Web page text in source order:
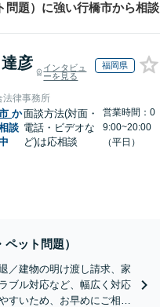
問題）に強い行橋市から相談
彦
インタビュ
ーを見る
福岡県
法律事務所
か
談
面談方法(対面・
電話・ビデオな
ど)は応相談
営業時間：0
9:00~20:00
（平日）
ット問題）
／建物の明け渡し請求、家
ブル対応など、幅広く対応
すいため、お早めにご相談